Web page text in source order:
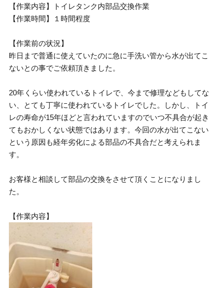
【作業内容】トイレタンク内部品交換作業
【作業時間】１時間程度
【作業前の状況】
昨日まで普通に使えていたのに急に手洗い管から水が出てこ
ないとの事でご依頼頂きました。
20年くらい使われているトイレで、今まで修理などもしてな
い、とても丁寧に使われているトイレでした。しかし、トイ
レの寿命が15年ほどと言われていますのでいつ不具合が起き
てもおかしくない状態ではあります。今回の水が出てこない
という原因も経年劣化による部品の不具合だと考えられま
す。
お客様と相談して部品の交換をさせて頂くことになりまし
た。
【作業内容】